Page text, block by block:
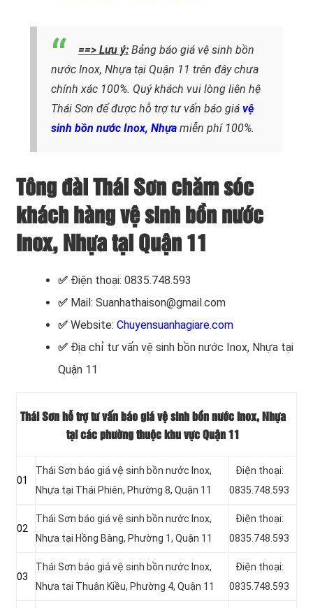
==> Lưu ý: Bảng báo giá vệ sinh bồn
nước Inox, Nhựa tại Quận 11 trên đây chưa
chính xác 100%. Quý khách vui lòng liên hệ
Thái Sơn để được hỗ trợ tư vấn báo giá vệ
sinh bồn nước Inox, Nhựa miễn phí 100%.
Tông đài Thái Sơn chăm sóc
khách hàng vệ sinh bồn nước
Inox, Nhựa tại Quận 11
✅ Điện thoại: 0835.748.593
✅ Mail: Suanhathaison@gmail.com
✅ Website: Chuyensuanhagiare.com
✅ Địa chỉ tư vấn vệ sinh bồn nước Inox, Nhựa tại
Quận 11
Thái Sơn hỗ trợ tư vấn báo giá vệ sinh bồn nước Inox, Nhựa
tại các phường thuộc khu vực Quận 11
01
Thái Sơn báo giá vệ sinh bồn nước Inox,
Nhựa tại Thái Phiên, Phường 8, Quận 11
Điện thoại:
0835.748.593
02
Thái Sơn báo giá vệ sinh bồn nước Inox,
Nhựa tại Hồng Bàng, Phường 1, Quận 11
Điện thoại:
0835.748.593
03
Thái Sơn báo giá vệ sinh bồn nước Inox,
Nhựa tại Thuận Kiều, Phường 4, Quận 11
Điện thoại:
0835.748.593